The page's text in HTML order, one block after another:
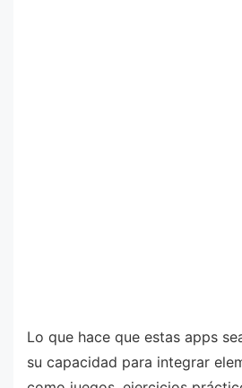
Lo que hace que estas apps
su capacidad para integrar